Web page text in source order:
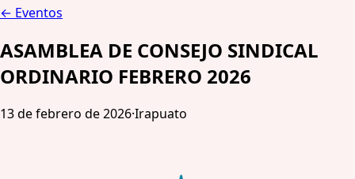
← Eventos
ASAMBLEA DE CONSEJO SINDICAL
ORDINARIO FEBRERO 2026
13 de febrero de 2026·Irapuato